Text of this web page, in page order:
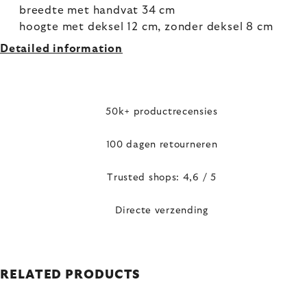
breedte met handvat 34 cm
hoogte met deksel 12 cm, zonder deksel 8 cm
Detailed information
50k+ productrecensies
100 dagen retourneren
Trusted shops: 4,6 / 5
Directe verzending
RELATED PRODUCTS